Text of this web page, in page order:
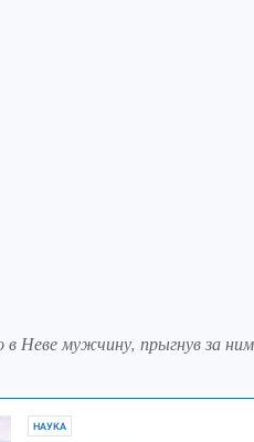
в Неве мужчину, прыгнув за
НАУКА